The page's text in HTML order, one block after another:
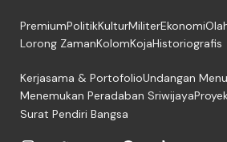
PremiumPolitikKulturMiliterEkonomi
Lorong ZamanKolomKojaHistoriografis
Kerjasama & PortofolioUndangan
Menemukan Peradaban Sriwijaya
Surat Pendiri Bangsa